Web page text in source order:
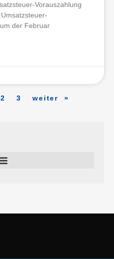
Vorauszahlung
der Februar
2 3 weiter »